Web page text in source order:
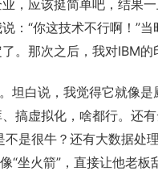
，应该挺简单吧，结果
：“你这技术不行啊！”
。那次之后，我对IBM
坦白说，我觉得它就像
搞虚拟化，啥都行。还
是很牛？还有大数据处
坐火箭”，直接让他老板